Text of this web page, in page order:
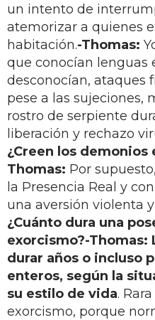
un intento de
atemorizar a quienes
habitación.-Thomas:
que conocían lenguas
desconocían, ataques
pese a las sujeciones,
rostro de serpiente
liberación y rechazo
¿Creen los demonios
Thomas: Por
la Presencia Real y
una aversión violenta
¿Cuánto dura una
exorcismo?-Thomas:
durar años o incluso
enteros, según la
su estilo de vida.
exorcismo, porque